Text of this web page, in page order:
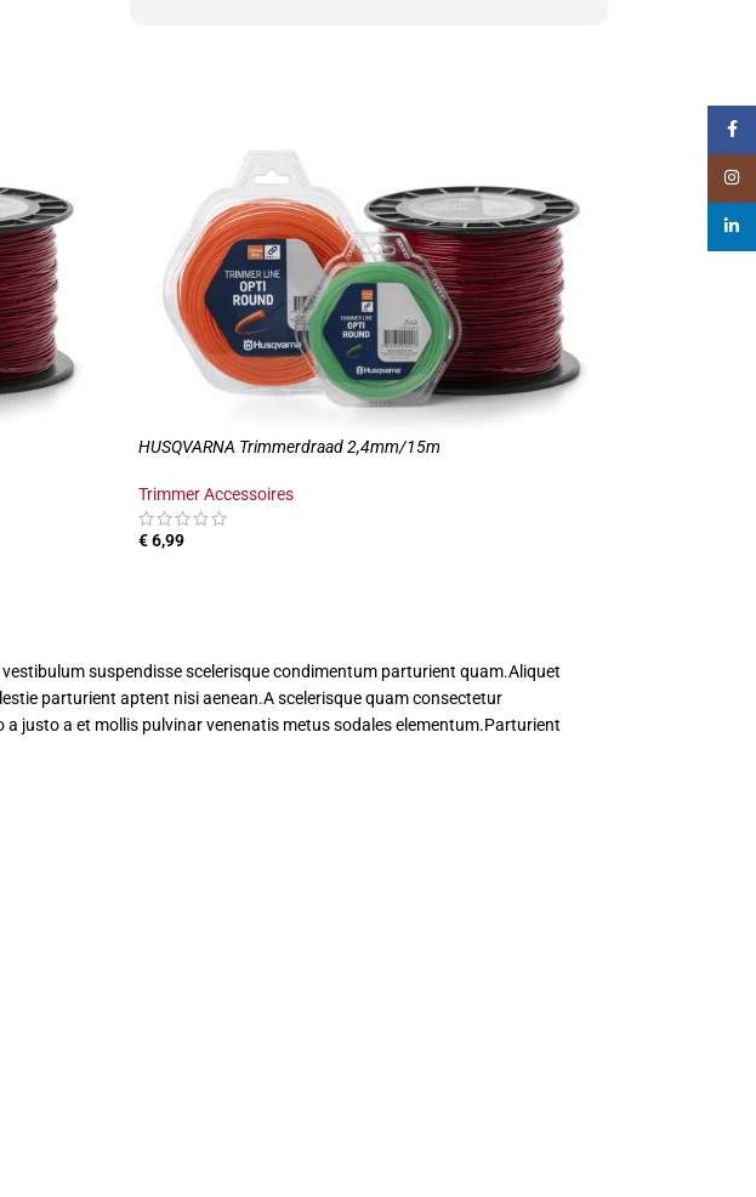
HUSQVARNA Trimmerdraad 2,4mm/15m
Trimmer Accessoires
€6,99
suspendisse scelerisque condimentum parturient quam.Aliquet
parturient aptent nisi aenean.A scelerisque quam consectetur
justo a et mollis pulvinar venenatis metus sodales elementum.Parturient